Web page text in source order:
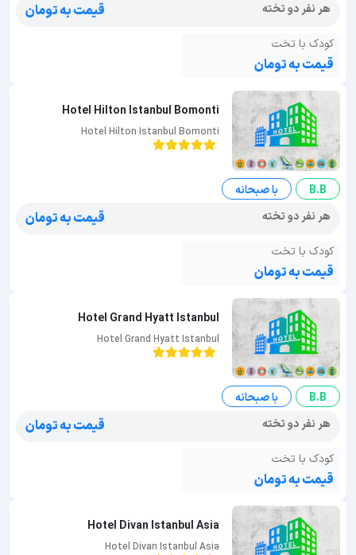
هر نفر دو تخته قیمت به تومان
کودک با تخت
قیمت به تومان
Hotel Hilton Istanbul Bomonti
Hotel Hilton Istanbul Bomonti
B.B
با صبحانه
هر نفر دو تخته
قیمت به تومان
کودک با تخت
قیمت به تومان
Hotel Grand Hyatt Istanbul
Hotel Grand Hyatt Istanbul
B.B
با صبحانه
هر نفر دو تخته
قیمت به تومان
کودک با تخت
قیمت به تومان
Hotel Divan Istanbul Asia
Hotel Divan Istanbul Asia